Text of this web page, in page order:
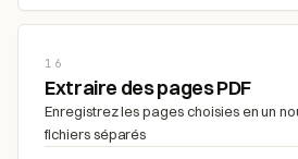
16
Extraire des pages PDF
Enregistrez les pages choisies en un
fichiers séparés